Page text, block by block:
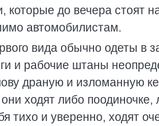
которые до вечера стоят
автомобилистам.
вида обычно одеты в
и рабочие штаны
драную и изломанную
ходят либо
тихо и уверенно, ходят